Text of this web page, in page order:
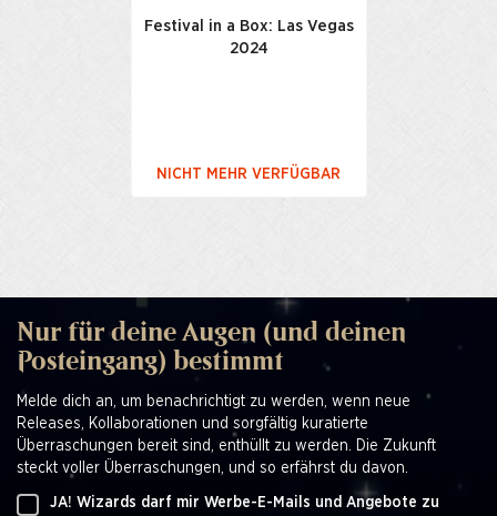
Festival in a Box: Las Vegas
2024
NICHT MEHR VERFÜGBAR
Nur für deine Augen (und deinen
Posteingang) bestimmt
Melde dich an, um benachrichtigt zu werden, wenn neue
Releases, Kollaborationen und sorgfältig kuratierte
Überraschungen bereit sind, enthüllt zu werden. Die Zukunft
steckt voller Überraschungen, und so erfährst du davon.
JA! Wizards darf mir Werbe-E-Mails und Angebote zu